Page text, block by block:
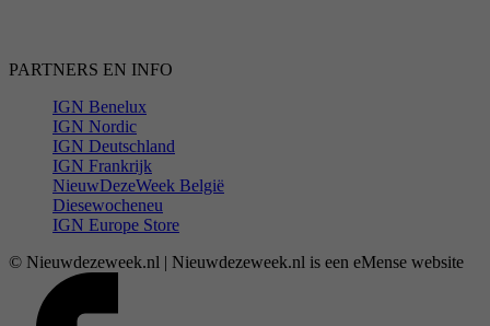
PARTNERS EN INFO
IGN Benelux
IGN Nordic
IGN Deutschland
IGN Frankrijk
NieuwDezeWeek België
Diesewocheneu
IGN Europe Store
© Nieuwdezeweek.nl | Nieuwdezeweek.nl is een eMense website